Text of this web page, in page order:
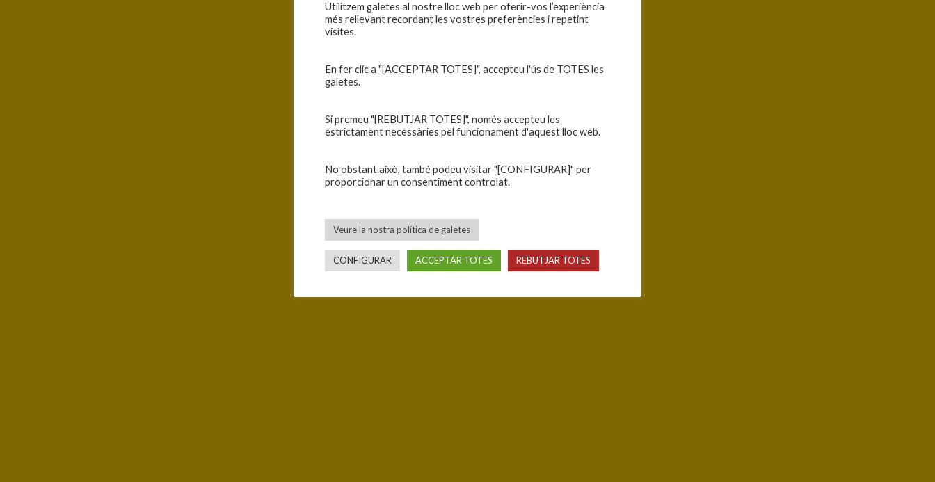
Utilitzem galetes al nostre lloc web per oferir-vos l’experiència
més rellevant recordant les vostres preferències i repetint
visites.
En fer clic a "[ACCEPTAR TOTES]", accepteu l'ús de TOTES les
galetes.
Si premeu "[REBUTJAR TOTES]", només accepteu les
estrictament necessàries pel funcionament d'aquest lloc web.
No obstant això, també podeu visitar "[CONFIGURAR]" per
proporcionar un consentiment controlat.
Veure la nostra política de galetes
CONFIGURAR ACCEPTAR TOTES REBUTJAR TOTES